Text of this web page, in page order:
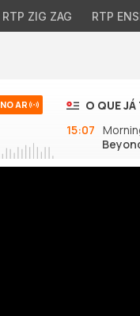
RTP ZIG ZAG RTP
NO AR
O QUE
15:07